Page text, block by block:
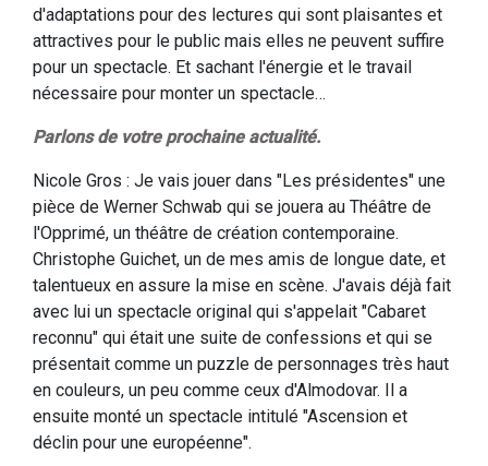
d'adaptations pour des lectures qui sont plaisantes et
attractives pour le public mais elles ne peuvent suffire
pour un spectacle. Et sachant l'énergie et le travail
nécessaire pour monter un spectacle…
Parlons de votre prochaine actualité.
Nicole Gros : Je vais jouer dans "Les présidentes" une
pièce de Werner Schwab qui se jouera au Théâtre de
l'Opprimé, un théâtre de création contemporaine.
Christophe Guichet, un de mes amis de longue date, et
talentueux en assure la mise en scène. J'avais déjà fait
avec lui un spectacle original qui s'appelait "Cabaret
reconnu" qui était une suite de confessions et qui se
présentait comme un puzzle de personnages très haut
en couleurs, un peu comme ceux d'Almodovar. Il a
ensuite monté un spectacle intitulé "Ascension et
déclin pour une européenne".